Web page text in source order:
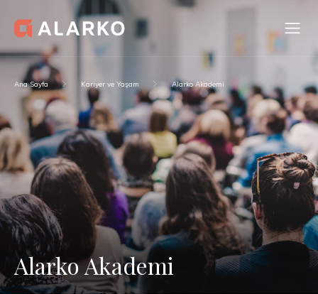
Ana Sayfa Kariyer ve Yaşam Alarko Akademi
Alarko Akademi